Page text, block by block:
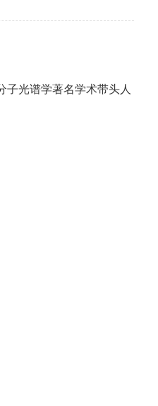
子光谱学著名学术带头人